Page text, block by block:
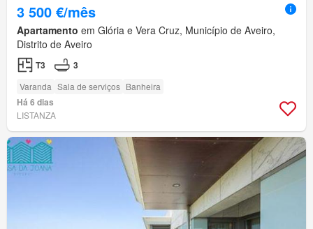
3 500 €/mês
Apartamento em Glória e Vera Cruz, Município de Aveiro,
Distrito de Aveiro
T3 3
Varanda Sala de serviços Banheira
Há 6 dias
LISTANZA